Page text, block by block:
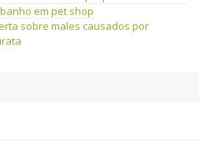
em pet shop
sobre males causados por